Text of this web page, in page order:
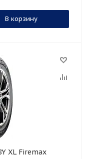
В корзину
98Y XL Firemax